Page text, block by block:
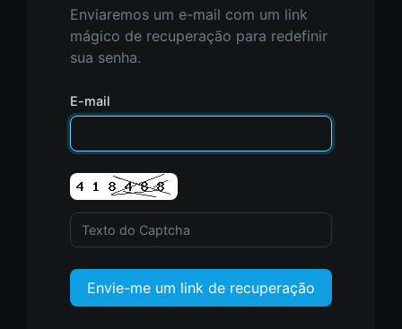
Enviaremos um e-mail com um link
mágico de recuperação para redefinir
sua senha.
E-mail
Envie-me um link de recuperação